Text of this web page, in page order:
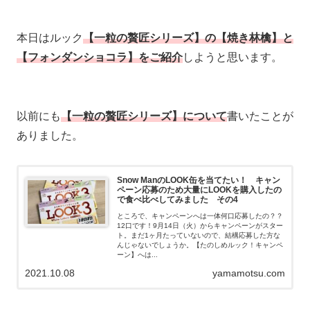
本日はルック【一粒の贅匠シリーズ】の【焼き林檎】と
【フォンダンショコラ】をご紹介しようと思います。
以前にも【一粒の贅匠シリーズ】について書いたことが
ありました。
Snow ManのLOOK缶を当てたい！ キャン
ペーン応募のため大量にLOOKを購入したの
で食べ比べしてみました その4
ところで、キャンペーンへは一体何口応募したの？？
12口です！9月14日（火）からキャンペーンがスター
ト。まだ1ヶ月たっていないので、結構応募した方な
んじゃないでしょうか。【たのしめルック！キャンペ
ーン】へは...
yamamotsu.com
2021.10.08